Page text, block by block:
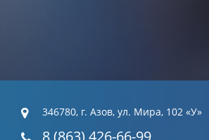
346780, г. Азов, ул. Мира, 102 «У»
8 (863) 426-66-99